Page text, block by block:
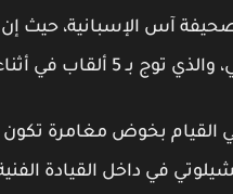
ما نشرت صحيفة آس الإسبانية،
أثناء آخر 15 شهرًا.
القيام بخوض مغامرة تكون
في داخل القيادة